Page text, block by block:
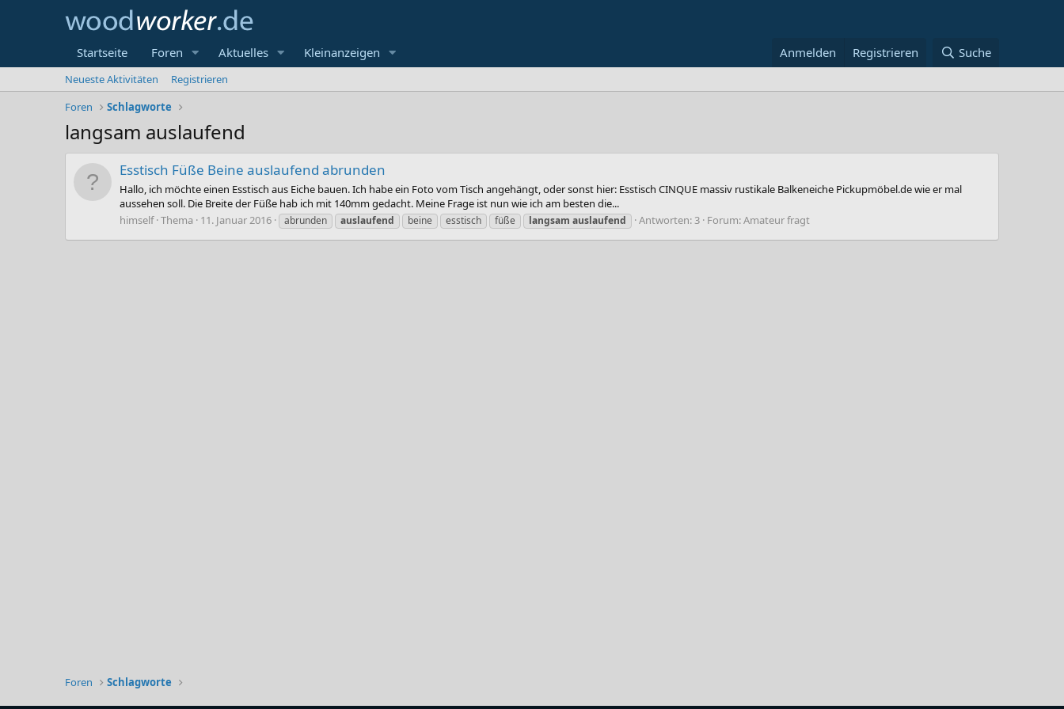
Startseite Foren Aktuelles Kleinanzeigen Anmelden Registrieren Suche
Neueste Aktivitäten
Registrieren
Foren
Schlagworte
langsam auslaufend
Esstisch Füße Beine auslaufend abrunden
Hallo, ich möchte einen Esstisch aus Eiche bauen. Ich habe ein Foto vom Tisch angehängt, oder sonst hier: Esstisch CINQUE massiv rustikale Balkeneiche Pickupmöbel.de wie er mal
aussehen soll. Die Breite der Füße hab ich mit 140mm gedacht. Meine Frage ist nun wie ich am besten die...
himself Thema 11. Januar 2016 abrunden auslaufend beine esstisch füße langsam auslaufend Antworten: 3 Forum:Amateur fragt
Foren Schlagworte